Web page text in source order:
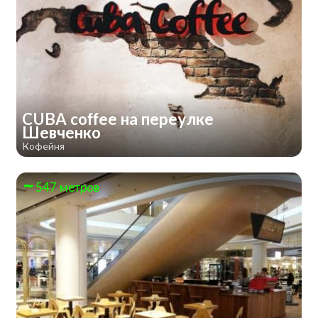
CUBA coffee на переулке
Шевченко
Кофейня
547 метров